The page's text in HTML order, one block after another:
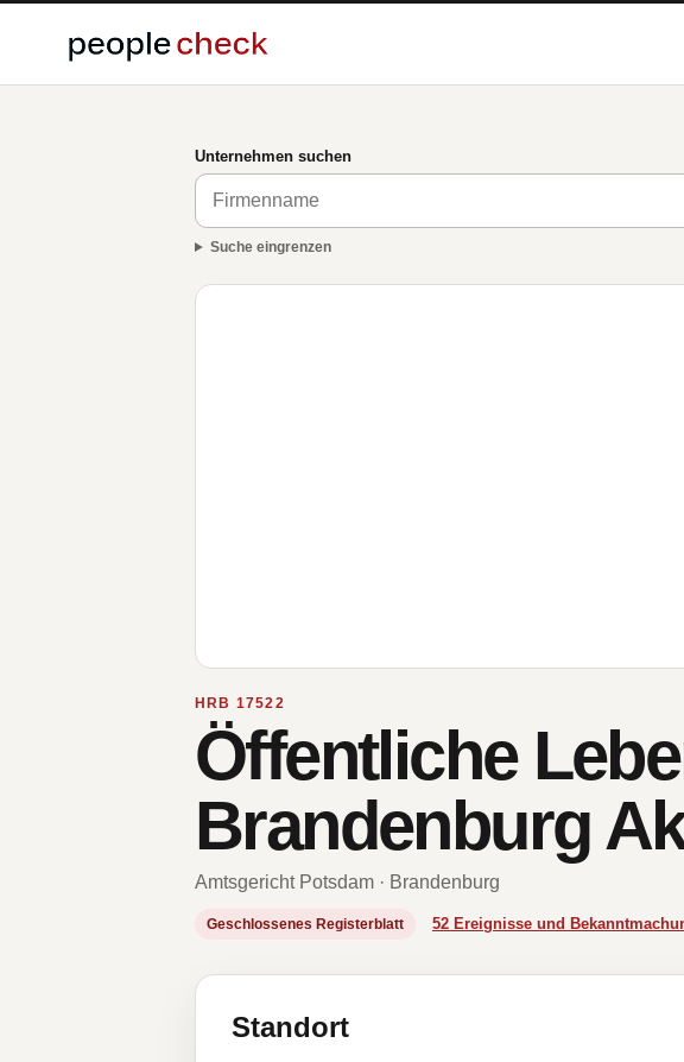
Unternehmen suchen
Suche eingrenzen
HRB 17522
Öffentliche
Brandenburg
Amtsgericht Potsdam · Brandenburg
Geschlossenes Registerblatt 52 Ereignisse und
Standort